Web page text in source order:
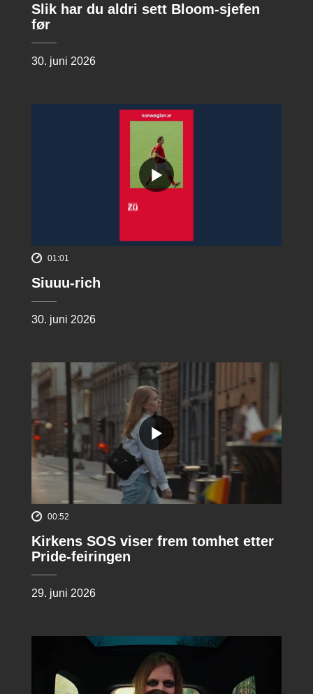
Slik har du aldri sett Bloom-sjefen
før
30. juni 2026
01:01
Siuuu-rich
30. juni 2026
00:52
Kirkens SOS viser frem tomhet etter
Pride-feiringen
29. juni 2026